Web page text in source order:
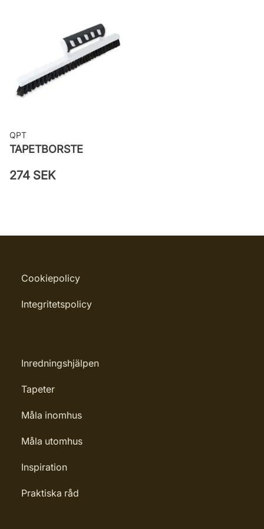
Applicering av lim: Lim strykes på
väggen
Leverantörens artikelnummer: 694-
01
QPT
TAPETBORSTE
274 SEK
Cookiepolicy
Integritetspolicy
Inredningshjälpen
Tapeter
Måla inomhus
Måla utomhus
Inspiration
Praktiska råd